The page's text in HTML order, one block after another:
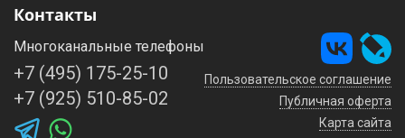
Контакты
Многоканальные телефоны
+7 (495) 175-25-10
+7 (925) 510-85-02
Пользовательское соглашение
Публичная оферта
Карта сайта